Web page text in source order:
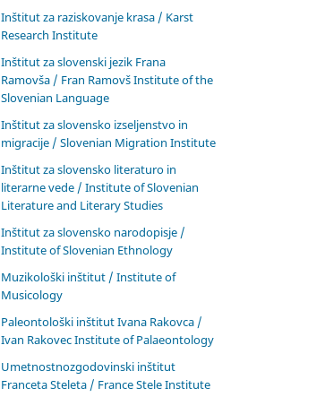
Inštitut za raziskovanje krasa / Karst
Research Institute
Inštitut za slovenski jezik Frana
Ramovša / Fran Ramovš Institute of the
Slovenian Language
Inštitut za slovensko izseljenstvo in
migracije / Slovenian Migration Institute
Inštitut za slovensko literaturo in
literarne vede / Institute of Slovenian
Literature and Literary Studies
Inštitut za slovensko narodopisje /
Institute of Slovenian Ethnology
Muzikološki inštitut / Institute of
Musicology
Paleontološki inštitut Ivana Rakovca /
Ivan Rakovec Institute of Palaeontology
Umetnostnozgodovinski inštitut
Franceta Steleta / France Stele Institute